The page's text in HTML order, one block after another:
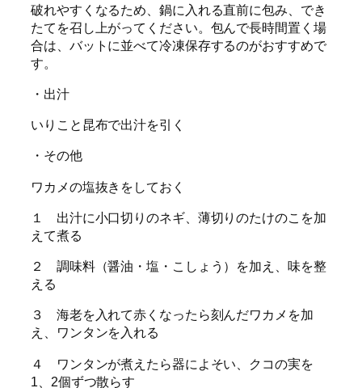
破れやすくなるため、鍋に入れる直前に包み、でき
たてを召し上がってください。包んで長時間置く場
合は、バットに並べて冷凍保存するのがおすすめで
す。
・出汁
いりこと昆布で出汁を引く
・その他
ワカメの塩抜きをしておく
１ 出汁に小口切りのネギ、薄切りのたけのこを加
えて煮る
２ 調味料（醤油・塩・こしょう）を加え、味を整
える
３ 海老を入れて赤くなったら刻んだワカメを加
え、ワンタンを入れる
４ ワンタンが煮えたら器によそい、クコの実を
1、2個ずつ散らす